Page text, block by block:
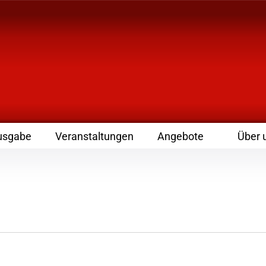
Zeitschrift für Leute
Veranstaltungen Angebote Über